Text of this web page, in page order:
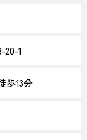
20-1
歩13分